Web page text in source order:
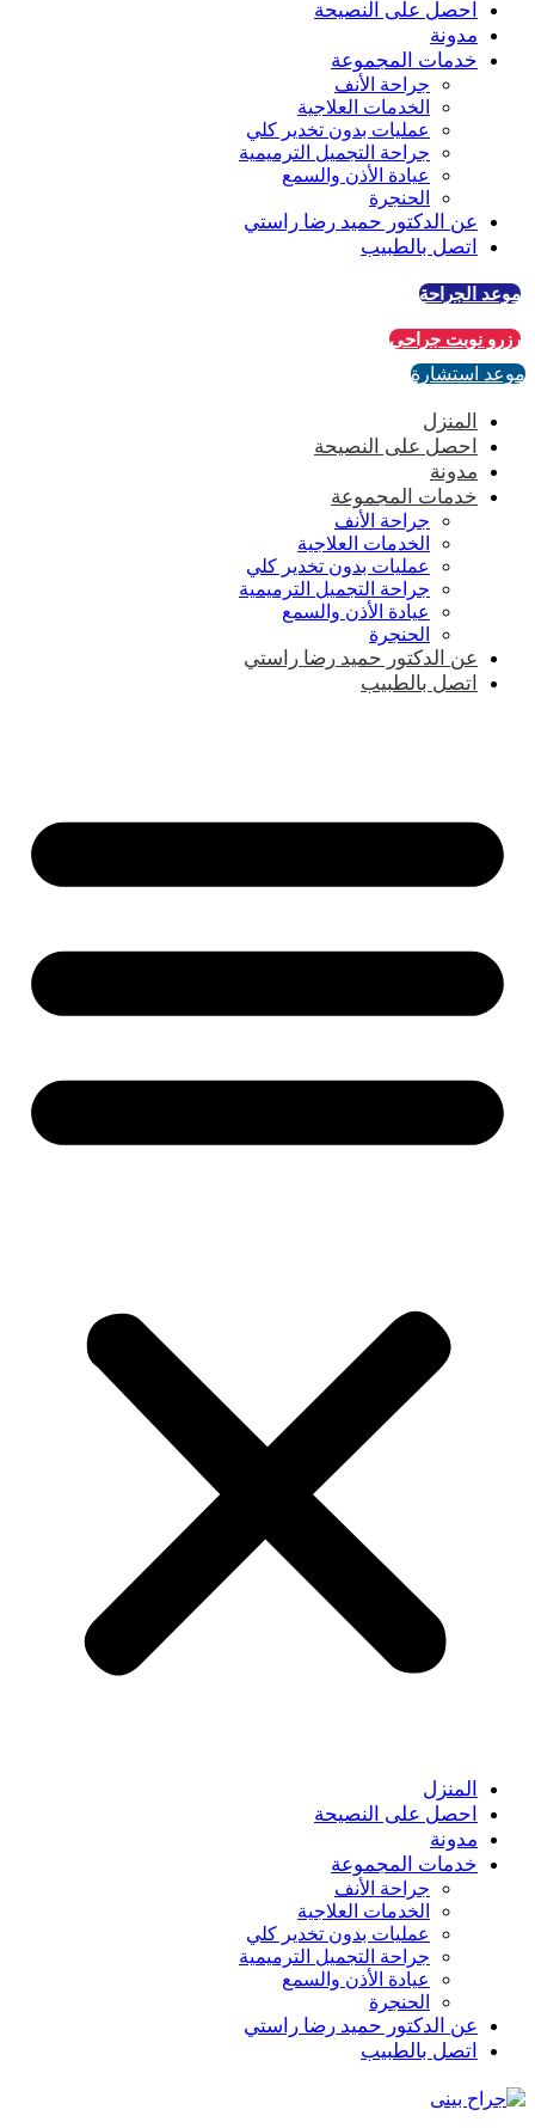
احصل على النصيحة
مدونة
خدمات المجموعة
جراحة الأنف
الخدمات العلاجية
عمليات بدون تخدير كلي
جراحة التجميل الترميمية
عيادة الأذن والسمع
الحنجرة
عن الدكتور حميد رضا راستي
اتصل بالطبيب
الجراحة
نوبت جراحی
استشارة
المنزل
احصل على النصيحة
مدونة
خدمات المجموعة
جراحة الأنف
الخدمات العلاجية
عمليات بدون تخدير كلي
جراحة التجميل الترميمية
عيادة الأذن والسمع
الحنجرة
عن الدكتور حميد رضا راستي
اتصل بالطبيب
المنزل
احصل على النصيحة
مدونة
خدمات المجموعة
جراحة الأنف
الخدمات العلاجية
عمليات بدون تخدير كلي
جراحة التجميل الترميمية
عيادة الأذن والسمع
الحنجرة
عن الدكتور حميد رضا راستي
اتصل بالطبيب